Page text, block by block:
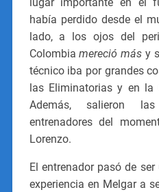
lugar importante en el
había perdido desde el
lado, a los ojos del
Colombiamereció más y
técnico iba por grandes
las Eliminatorias y en la
Además, salieron
entrenadores del
Lorenzo.
El entrenador pasó de
experiencia en Melgar a